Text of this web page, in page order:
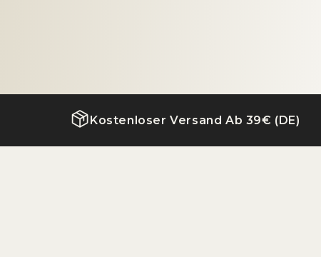
Kostenloser Versand Ab 39€ (DE)